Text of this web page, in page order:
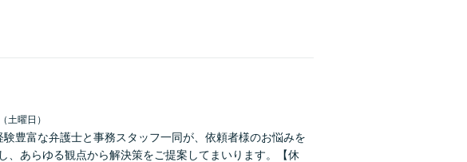
土曜日）
豊富な弁護士と事務スタッフ一同が、依頼者様のお悩みを
あらゆる観点から解決策をご提案してまいります。【休